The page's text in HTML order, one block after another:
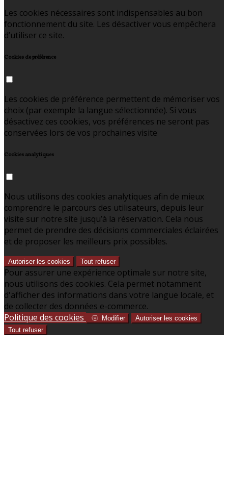
Les cookies nécessaires sont indispensables au bon
fonctionnement du site. Les désactiver vous empêchera
d’utiliser ce site.
Cookies de préférence
Les cookies de préférence permettent de mémoriser vos
choix (par exemple la langue sélectionnée). Si vous
désactivez ces cookies, vos préférences ne seront pas
conservées lors de vos prochaines visite
Cookies analytiques
Nous utilisons des cookies analytiques afin de mieux
comprendre le parcours des utilisateurs, depuis leur
visite sur notre site jusqu’à la réservation. Cela nous
permet de prendre des décisions commerciales éclairées
et de proposer les meilleurs prix possibles.
Autoriser les cookies Tout refuser
Pour assurer une expérience optimale sur notre site,
nous utilisons des cookies. Cela permet notamment
d'afficher des informations dans votre langue locale, et
de collecter des données e-commerce.
Politique des cookies
Modifier
Autoriser les cookies
Tout refuser